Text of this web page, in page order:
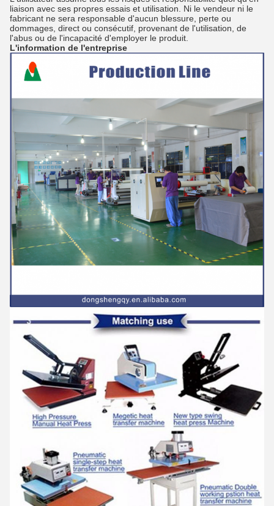
liaison avec ses propres essais et utilisation. Ni le vendeur ni le
fabricant ne sera responsable d'aucun blessure, perte ou
dommages, direct ou consécutif, provenant de l'utilisation, de
l'abus ou de l'incapacité d'employer le produit.
L'information de l'entreprise